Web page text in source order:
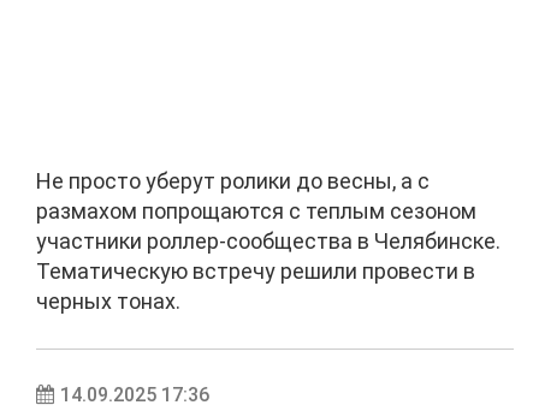
Не просто уберут ролики до весны, а с
размахом попрощаются с теплым сезоном
участники роллер-сообщества в Челябинске.
Тематическую встречу решили провести в
черных тонах.
14.09.2025 17:36